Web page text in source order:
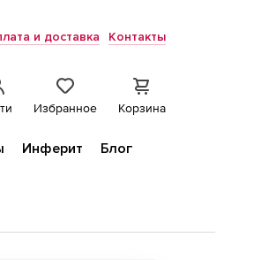
и доставка Контакты
Избранное Корзина
Инферит
Блог